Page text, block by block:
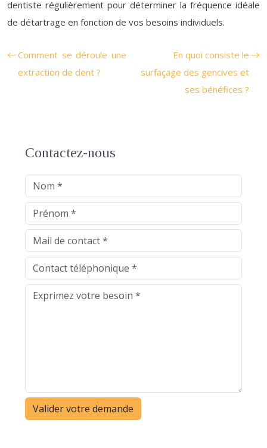
dentiste régulièrement pour déterminer la fréquence idéale
de détartrage en fonction de vos besoins individuels.
Comment se déroule une
extraction de dent ?
En quoi consiste le
surfaçage des gencives et
ses bénéfices ?
Contactez-nous